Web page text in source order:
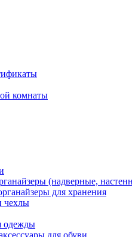
комнаты
(надверные,
для хранения
чехлы
одежды
для обуви